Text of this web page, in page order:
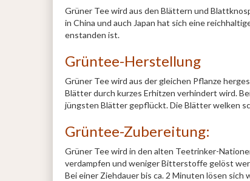
Grüner Tee wird aus den Blättern und
in China und auch Japan hat sich eine
enstanden ist.
Grüntee-Herstellung
Grüner Tee wird aus der gleichen Pflanze
Blätter durch kurzes Erhitzen verhindert wird.
jüngsten Blätter gepflückt. Die Blätter welken
Grüntee-Zubereitung:
Grüner Tee wird in den alten Teetrinker-
verdampfen und weniger Bitterstoffe gelöst
Bei einer Ziehdauer bis ca. 2 Minuten lösen